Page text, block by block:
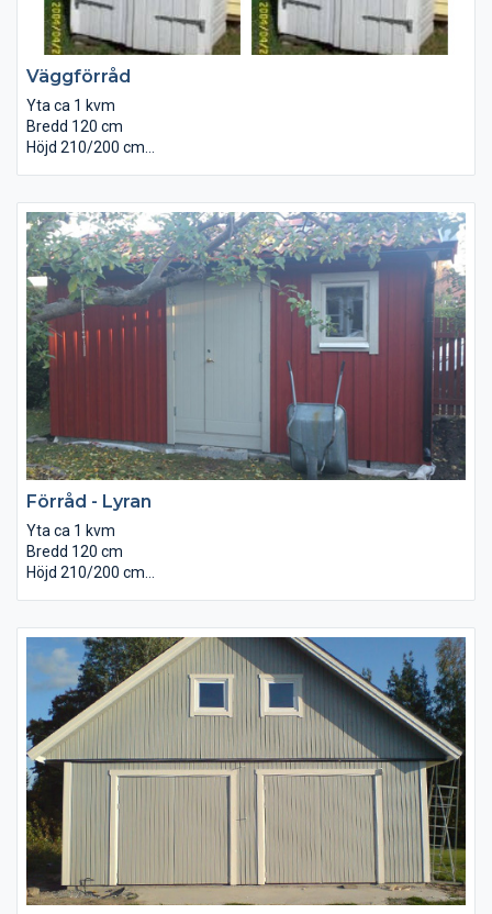
Väggförråd
Yta ca 1 kvm
Bredd 120 cm
Höjd 210/200 cm
Underlagspapp på taket.
Levereras omålad monterad.
Förråd - Lyran
Yta ca 1 kvm
Bredd 120 cm
Höjd 210/200 cm
Underlagspapp på taket.
Levereras omålad monterad.